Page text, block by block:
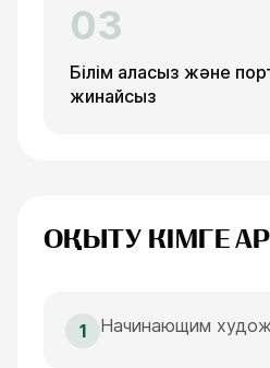
03
Білім аласыз және
жинайсыз
ОҚЫТУ КІМГЕ
1 Начинающим